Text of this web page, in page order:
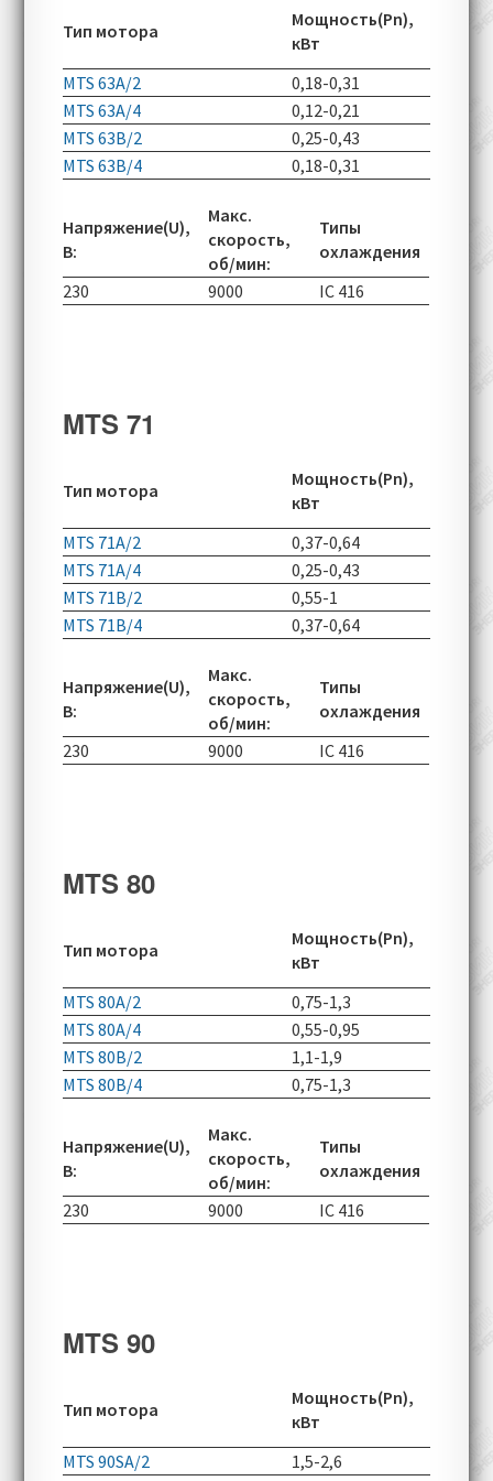
Расположение клеммной
верхнее (по умолчанию),
боковое (опционально)
Дополнительное оборудование и
устанавливаемые
опции:
энкодеры PTC, KTY84-130
полюсные, с типами монтажного
исполнения B3, B5
Срок доставки:в зависимости от
Тип мотора
Мощность(Pn),
кВт
MTS 63A/2
0,18-0,31
MTS 63A/4
0,12-0,21
MTS 63B/2
0,25-0,43
MTS 63B/4
0,18-0,31
Напряжение(U),
В:
Макс.
скорость,
об/мин:
Типы
охлаждения
230
9000 IC 416
MTS 71
Тип мотора
Мощность(Pn),
кВт
MTS 71A/2
0,37-0,64
MTS 71A/4
0,25-0,43
MTS 71B/2
0,55-1
MTS 71B/4
0,37-0,64
Напряжение(U),
В:
Макс.
скорость,
об/мин:
Типы
охлаждения
230
9000 IC 416
MTS 80
Тип мотора
Мощность(Pn),
кВт
MTS 80A/2
0,75-1,3
MTS 80A/4
0,55-0,95
MTS 80B/2
1,1-1,9
MTS 80B/4
0,75-1,3
Напряжение(U),
В:
Макс.
скорость,
об/мин:
Типы
охлаждения
230
9000 IC 416
MTS 90
Тип мотора
Мощность(Pn),
кВт
MTS 90SA/2
1,5-2,6